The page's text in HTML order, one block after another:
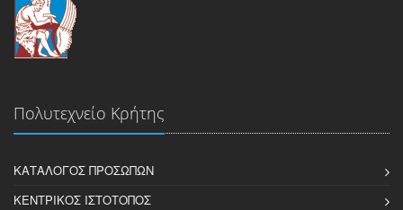
Πολυτεχνείο Κρήτης
ΚΑΤΆΛΟΓΟΣ ΠΡΟΣΏΠΩΝ
ΚΕΝΤΡΙΚΌΣ ΙΣΤΌΤΟΠΟΣ